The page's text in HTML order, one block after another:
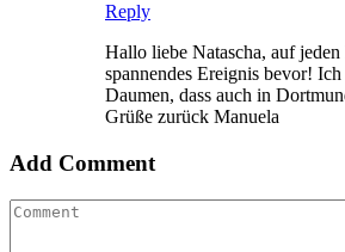
Reply
Hallo liebe Natascha, auf jeden
spannendes Ereignis bevor!
Daumen, dass auch in
Grüße zurück Manuela
Add Comment